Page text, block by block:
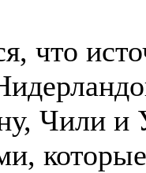
что
Чили и